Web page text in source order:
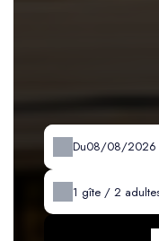
Du
1 gîte /2